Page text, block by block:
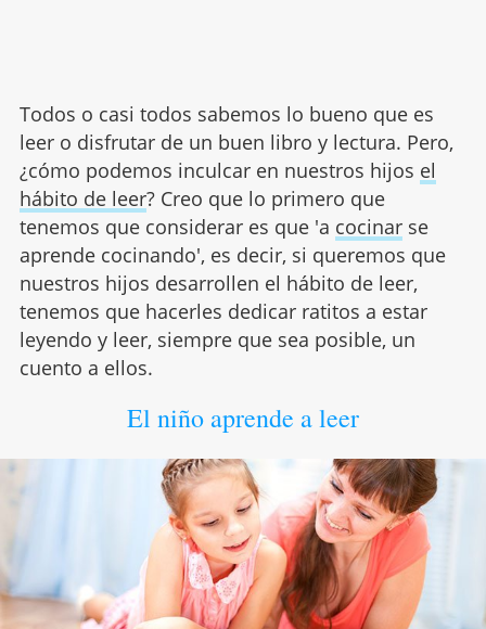
Todos o casi todos sabemos lo bueno que es
leer o disfrutar de un buen libro y lectura. Pero,
¿cómo podemos inculcar en nuestros hijos el
hábito de leer? Creo que lo primero que
tenemos que considerar es que 'a cocinarse
aprende cocinando', es decir, si queremos que
nuestros hijos desarrollen el hábito de leer,
tenemos que hacerles dedicar ratitos a estar
leyendo y leer, siempre que sea posible, un
cuento a ellos.
El niño aprende a leer